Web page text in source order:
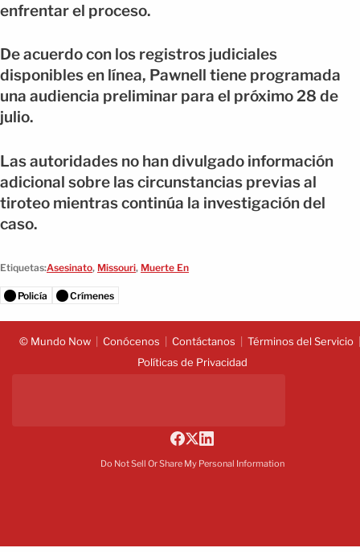
enfrentar el proceso.
De acuerdo con los registros judiciales
disponibles en línea, Pawnell tiene programada
una audiencia preliminar para el próximo 28 de
julio.
Las autoridades no han divulgado información
adicional sobre las circunstancias previas al
tiroteo mientras continúa la investigación del
caso.
Etiquetas:Asesinato, Missouri, Muerte En
Policía Crímenes
© Mundo Now Conócenos Contáctanos
Términos del Servicio
Políticas de Privacidad
Do Not Sell Or Share My Personal Information